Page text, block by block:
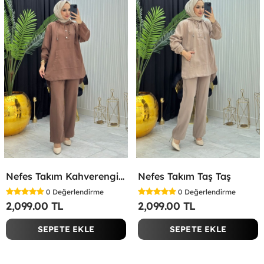
Nefes Takım Kahverengi Kahverengi
0 Değerlendirme
2,099.00 TL
SEPETE EKLE
Nefes Takım Taş Taş
0 Değerlendirme
2,099.00 TL
SEPETE EKLE